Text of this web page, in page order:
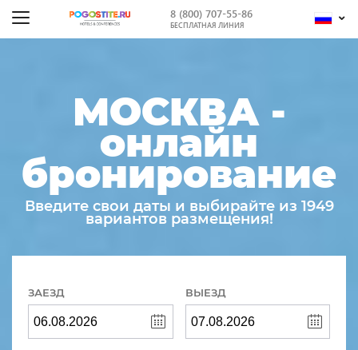
8 (800) 707-55-86
БЕСПЛАТНАЯ ЛИНИЯ
МОСКВА -
онлайн
бронирование
Введите свои даты и выбирайте из 1949
вариантов размещения!
ЗАЕЗД ВЫЕЗД